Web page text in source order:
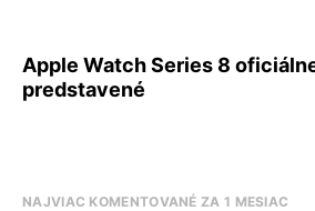
Apple Watch Series 8
predstavené
NAJVIAC KOMENTOVANÉ ZA 1 MESIAC